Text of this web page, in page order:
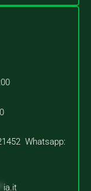
Venerdì
Whatsapp:
ia.it